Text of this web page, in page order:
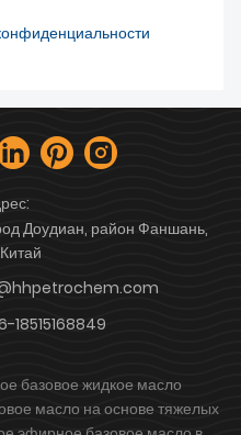
Доудиан, район Фаншань,
18515168849
базовое жидкое масло
масло на основе тяжелых